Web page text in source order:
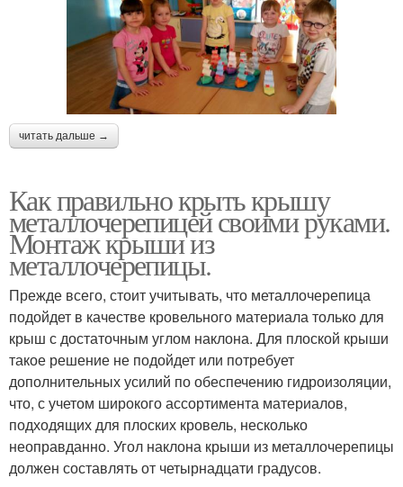
читать дальше →
Как правильно крыть крышу
металлочерепицей своими руками.
Монтаж крыши из
металлочерепицы.
Прежде всего, стоит учитывать, что металлочерепица
подойдет в качестве кровельного материала только для
крыш с достаточным углом наклона. Для плоской крыши
такое решение не подойдет или потребует
дополнительных усилий по обеспечению гидроизоляции,
что, с учетом широкого ассортимента материалов,
подходящих для плоских кровель, несколько
неоправданно. Угол наклона крыши из металлочерепицы
должен составлять от четырнадцати градусов.